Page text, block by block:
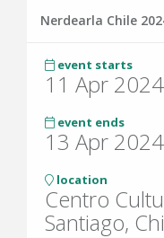
Nerdearla Chile
event starts
11 Apr 2024
event ends
13 Apr 2024
location
Centro
Santiago,